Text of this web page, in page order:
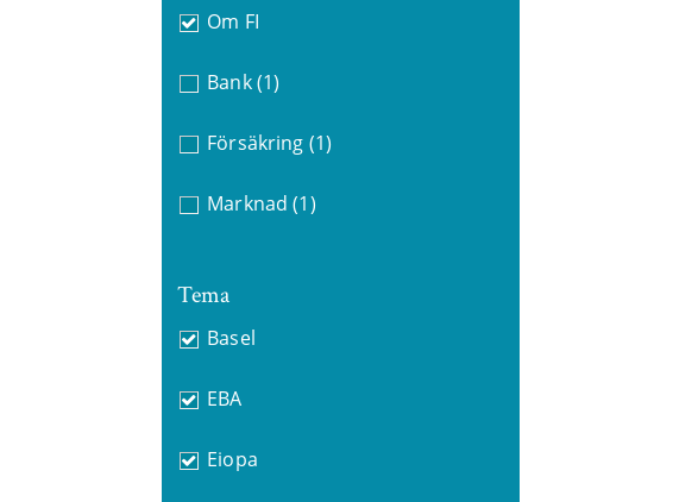
Om FI
Bank (1)
Försäkring (1)
Marknad (1)
Tema
Basel
EBA
Eiopa